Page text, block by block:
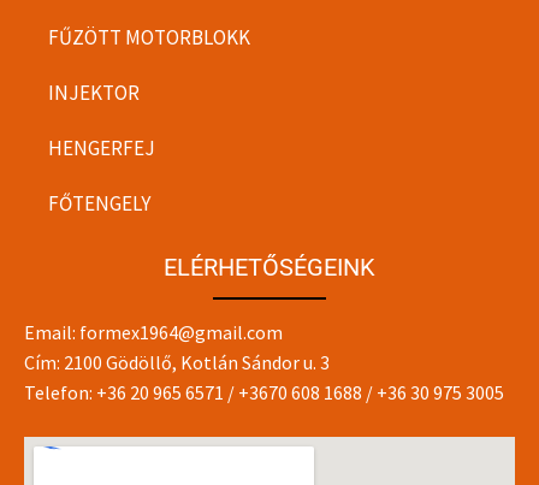
FŰZÖTT MOTORBLOKK
INJEKTOR
HENGERFEJ
FŐTENGELY
ELÉRHETŐSÉGEINK
Email: formex1964@gmail.com
Cím: 2100 Gödöllő, Kotlán Sándor u. 3
Telefon: +36 20 965 6571 / +3670 608 1688 / +36 30 975 3005